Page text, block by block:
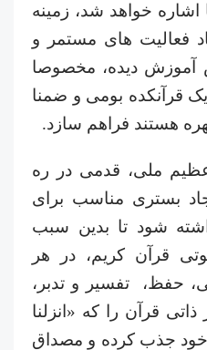
اشاره خواهد شد، زمینه
فعالیت های مستمر و
دیده، مخصوصا
قرآنکده بومی و ضمنا
هستند فراهم سازد.
ملی، قدمی در ره
بستری مناسب برای
شود تا بدین سبب
قرآن کریم، در هر
حفظ، تفسیر و تدبر،
قرآن را که «انزلنا
خود جذب کرده و مصداق